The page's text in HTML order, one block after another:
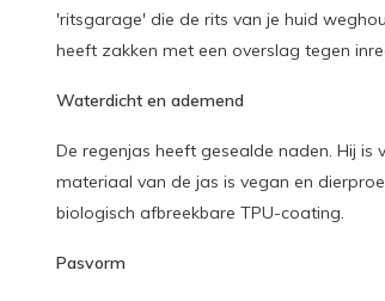
'ritsgarage' die de rits van je huid
heeft zakken met een overslag tegen
Waterdicht en ademend
De regenjas heeft gesealde naden. Hij
materiaal van de jas is vegan en
biologisch afbreekbare TPU-coating.
Pasvorm